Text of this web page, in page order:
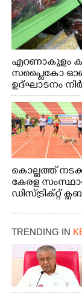
എറണാകുളം
സപ്ളൈകോ
ഉദ്ഘാടനം
വി.ഡി.
കൊല്ലത്ത്
കേരള
ഡിസ്ട്രിക്റ്റ്
20
മത്സരത്തിനിടെ
ട്രാക്കിന്
നായകൾ.
TRENDING IN